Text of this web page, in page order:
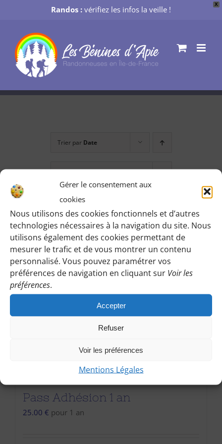
X
Randos : vérifiez les infos la veille !
Gérer le consentement aux
cookies
Nous utilisons des cookies fonctionnels et d’autres
technologies nécessaires à la navigation du site. Nous
utilisons également des cookies permettant de
mesurer le trafic et de vous montrer un contenu
personnalisé. Vous pouvez paramétrer vos
préférences de navigation en cliquant sur Voir les
préférences.
Accepter
Refuser
Voir les préférences
Mentions Légales
contenu
Trier par Date
Montrer12 produits
Pass Adhésion 1 an
25.00 € pour 1 an